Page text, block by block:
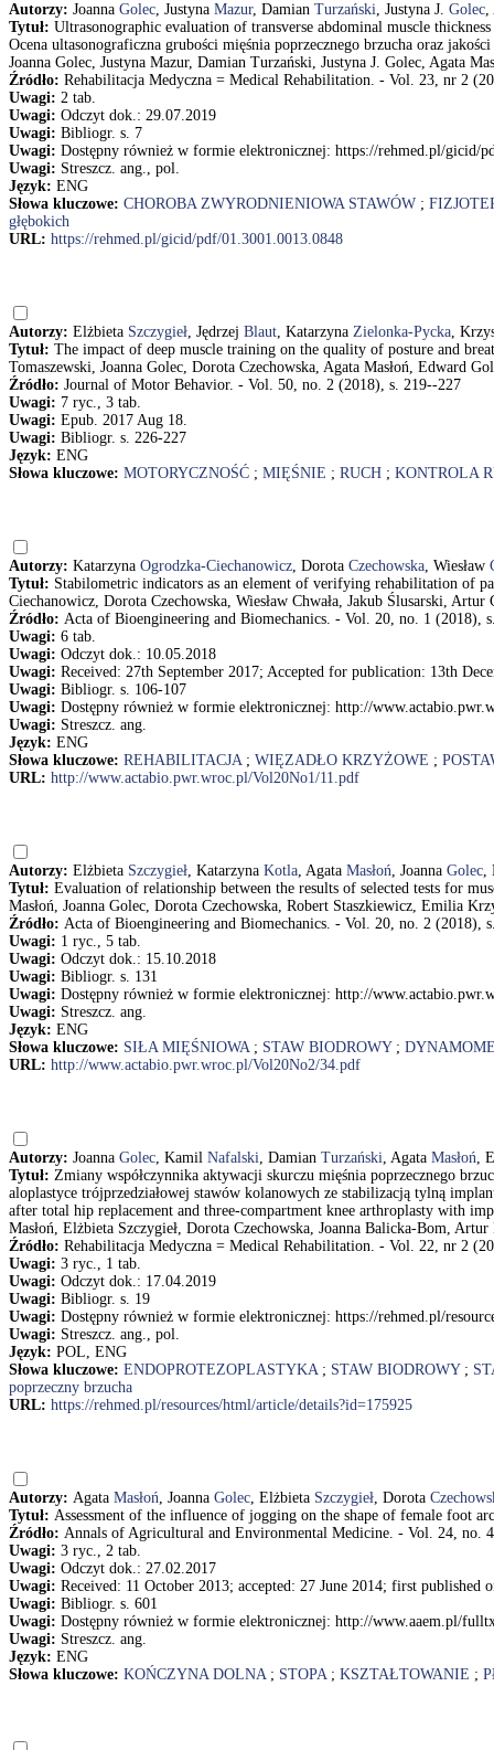
Autorzy: Joanna Golec, Justyna Mazur, Damian Turzański, Justyna J. Golec,
Tytuł: Ultrasonographic evaluation of transverse abdominal muscle
Ocena ultasonograficzna grubości mięśnia poprzecznego brzucha oraz
Joanna Golec, Justyna Mazur, Damian Turzański, Justyna J. Golec, Agata
Źródło: Rehabilitacja Medyczna = Medical Rehabilitation. - Vol. 23, nr 2
Uwagi: 2 tab.
Uwagi: Odczyt dok.: 29.07.2019
Uwagi: Bibliogr. s. 7
Uwagi: Dostępny również w formie elektronicznej: https://rehmed.pl/gicid/
Uwagi: Streszcz. ang., pol.
Język: ENG
Słowa kluczowe: CHOROBA ZWYRODNIENIOWA STAWÓW ;
głębokich
URL: https://rehmed.pl/gicid/pdf/01.3001.0013.0848
Autorzy: Elżbieta Szczygieł, Jędrzej Blaut, Katarzyna Zielonka-Pycka,
Tytuł: The impact of deep muscle training on the quality of posture and
Tomaszewski, Joanna Golec, Dorota Czechowska, Agata Masłoń, Edward
Źródło: Journal of Motor Behavior. - Vol. 50, no. 2 (2018), s. 219--227
Uwagi: 7 ryc., 3 tab.
Uwagi: Epub. 2017 Aug 18.
Uwagi: Bibliogr. s. 226-227
Język: ENG
Słowa kluczowe: MOTORYCZNOŚĆ ; MIĘŚNIE ; RUCH ; KONTROLA
Autorzy: Katarzyna Ogrodzka-Ciechanowicz, Dorota Czechowska, Wiesław
Tytuł: Stabilometric indicators as an element of verifying rehabilitation of
Ciechanowicz, Dorota Czechowska, Wiesław Chwała, Jakub Ślusarski, Artur
Źródło: Acta of Bioengineering and Biomechanics. - Vol. 20, no. 1 (2018),
Uwagi: 6 tab.
Uwagi: Odczyt dok.: 10.05.2018
Uwagi: Received: 27th September 2017; Accepted for publication: 13th
Uwagi: Bibliogr. s. 106-107
Uwagi: Dostępny również w formie elektronicznej: http://
Uwagi: Streszcz. ang.
Język: ENG
Słowa kluczowe: REHABILITACJA; WIĘZADŁO KRZYŻOWE ;
URL: http://www.actabio.pwr.wroc.pl/Vol20No1/11.pdf
Autorzy: Elżbieta Szczygieł, Katarzyna Kotla, Agata Masłoń, Joanna Golec,
Tytuł: Evaluation of relationship between the results of selected tests for
Masłoń, Joanna Golec, Dorota Czechowska, Robert Staszkiewicz, Emilia
Źródło: Acta of Bioengineering and Biomechanics. - Vol. 20, no. 2 (2018),
Uwagi: 1 ryc., 5 tab.
Uwagi: Odczyt dok.: 15.10.2018
Uwagi: Bibliogr. s. 131
Uwagi: Dostępny również w formie elektronicznej: http://
Uwagi: Streszcz. ang.
Język: ENG
Słowa kluczowe: SIŁA MIĘŚNIOWA; STAW BIODROWY;
URL: http://www.actabio.pwr.wroc.pl/Vol20No2/34.pdf
Autorzy: Joanna Golec, Kamil Nafalski, Damian Turzański, Agata Masłoń,
Tytuł: Zmiany współczynnika aktywacji skurczu mięśnia poprzecznego
aloplastyce trójprzedziałowej stawów kolanowych ze stabilizacją tylną
after total hip replacement and three-compartment knee arthroplasty with
Masłoń, Elżbieta Szczygieł, Dorota Czechowska, Joanna Balicka-Bom,
Źródło: Rehabilitacja Medyczna = Medical Rehabilitation. - Vol. 22, nr 2
Uwagi: 3 ryc., 1 tab.
Uwagi: Odczyt dok.: 17.04.2019
Uwagi: Bibliogr. s. 19
Uwagi: Dostępny również w formie elektronicznej: https://rehmed.pl/
Uwagi: Streszcz. ang., pol.
Język: POL, ENG
Słowa kluczowe: ENDOPROTEZOPLASTYKA; STAW BIODROWY;
poprzeczny brzucha
URL: https://rehmed.pl/resources/html/article/details?id=175925
Autorzy: Agata Masłoń, Joanna Golec, Elżbieta Szczygieł, Dorota
Tytuł: Assessment of the influence of jogging on the shape of female foot
Źródło: Annals of Agricultural and Environmental Medicine. - Vol. 24, no.
Uwagi: 3 ryc., 2 tab.
Uwagi: Odczyt dok.: 27.02.2017
Uwagi: Received: 11 October 2013; accepted: 27 June 2014; first published
Uwagi: Bibliogr. s. 601
Uwagi: Dostępny również w formie elektronicznej: http://www.aaem.pl/
Uwagi: Streszcz. ang.
Język: ENG
Słowa kluczowe: KOŃCZYNA DOLNA; STOPA; KSZTAŁTOWANIE ;